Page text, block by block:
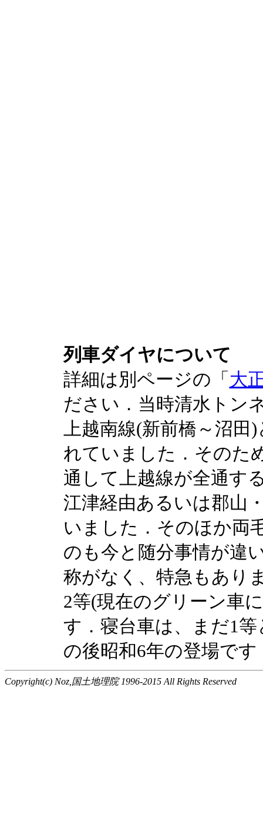
列車ダイヤについて
詳細は別ページの「 大
ださい．当時清水トン
上越南線(新前橋～沼田
れていました．そのた
通して上越線が全通す
江津経由あるいは郡山
いました．そのほか両
のも今と随分事情が違
称がなく、特急もあり
2等(現在のグリーン車
す．寝台車は、まだ1
の後昭和6年の登場です
Copyright(c) Noz,国土地理院 1996-2015 All Rights Reserved